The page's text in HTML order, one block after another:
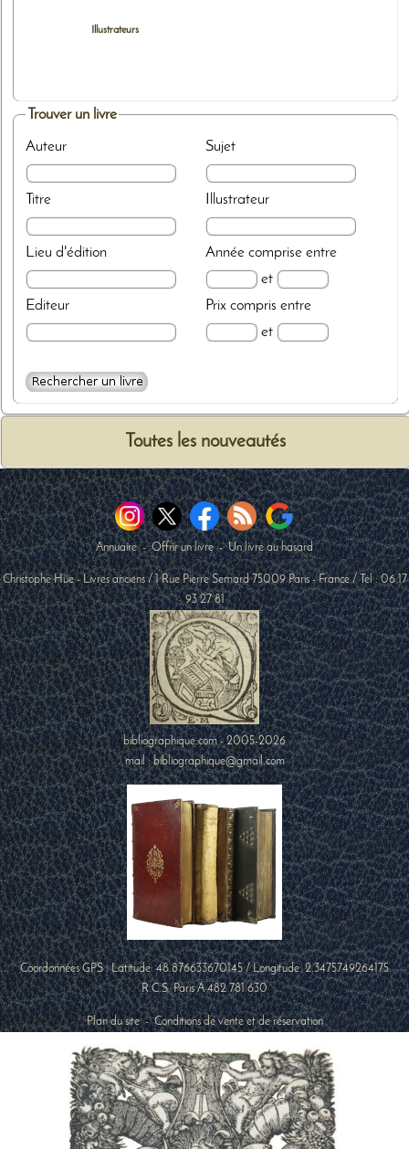
Illustrateurs
Trouver un livre
Auteur
Titre
Lieu d'édition
Editeur
Sujet
Illustrateur
Annéecomprise entre
et
Prixcompris entre
et
Toutes les nouveautés
Annuaire-Offrir un livre-Un livre au hasard
Christophe Hüe - Livres anciens /1 Rue Pierre Semard 75009 Paris-France / Tel :06 17
93 27 81
bibliographique.com - 2005-2026
mail : bibliographique@gmail.com
Coordonnées GPS : Latitude:48.876633670145/ Longitude:2.3475749264175
R.C.S. Paris A 482 781 630
Plan du site-Conditions de vente et de réservation